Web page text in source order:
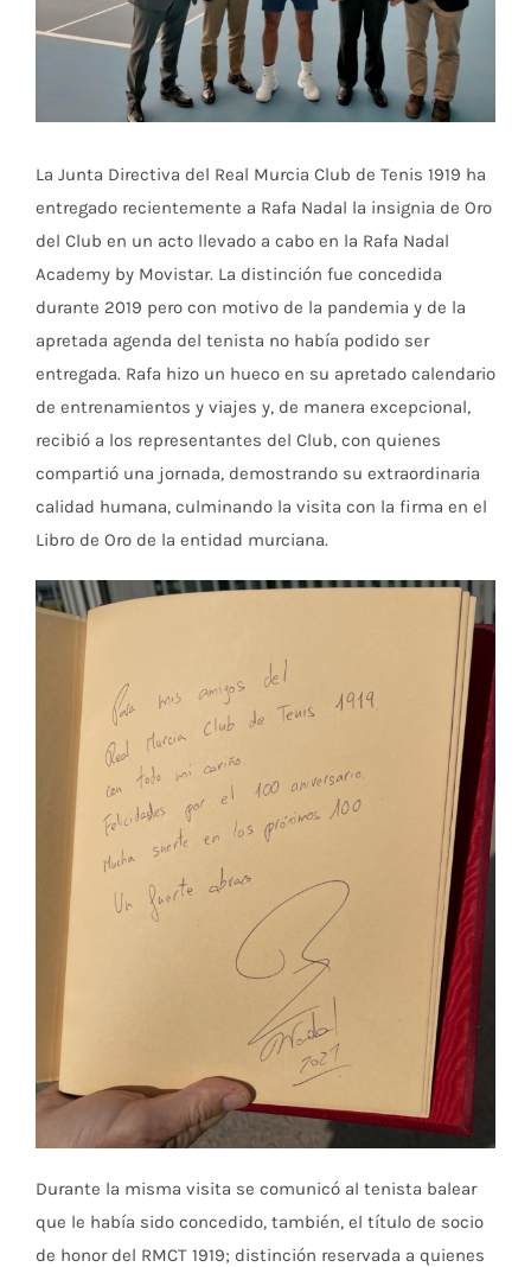
La Junta Directiva del Real Murcia Club de Tenis 1919 ha
entregado recientemente a Rafa Nadal la insignia de Oro
del Club en un acto llevado a cabo en la Rafa Nadal
Academy by Movistar. La distinción fue concedida
durante 2019 pero con motivo de la pandemia y de la
apretada agenda del tenista no había podido ser
entregada. Rafa hizo un hueco en su apretado calendario
de entrenamientos y viajes y, de manera excepcional,
recibió a los representantes del Club, con quienes
compartió una jornada, demostrando su extraordinaria
calidad humana, culminando la visita con la firma en el
Libro de Oro de la entidad murciana.
Durante la misma visita se comunicó al tenista balear
que le había sido concedido, también, el título de socio
de honor del RMCT 1919; distinción reservada a quienes